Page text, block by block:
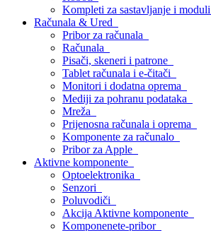
Kompleti za sastavljanje i moduli
Računala & Ured
Pribor za računala
Računala
Pisači, skeneri i patrone
Tablet računala i e-čitači
Monitori i dodatna oprema
Mediji za pohranu podataka
Mreža
Prijenosna računala i oprema
Komponente za računalo
Pribor za Apple
Aktivne komponente
Optoelektronika
Senzori
Poluvodiči
Akcija Aktivne komponente
Komponenete-pribor